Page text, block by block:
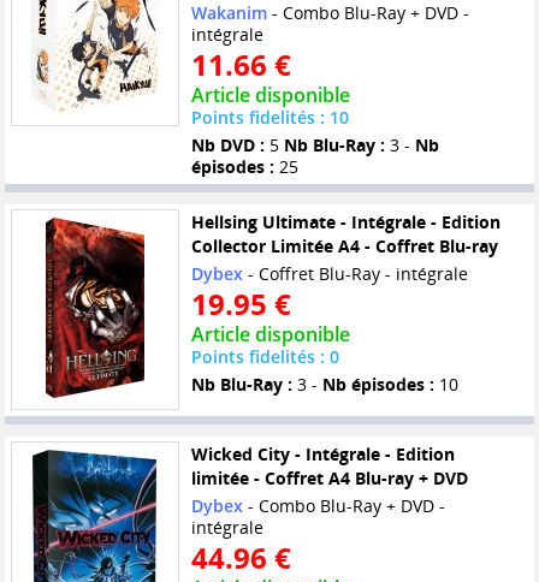
Wakanim- Combo Blu-Ray + DVD -
intégrale
11.66 €
Article disponible
Points fidelités : 10
Nb DVD : 5 Nb Blu-Ray : 3 - Nb
épisodes : 25
Hellsing Ultimate - Intégrale - Edition
Collector Limitée A4 - Coffret Blu-ray
Dybex- Coffret Blu-Ray - intégrale
19.95 €
Article disponible
Points fidelités : 0
Nb Blu-Ray : 3 - Nb épisodes : 10
Wicked City - Intégrale - Edition
limitée - Coffret A4 Blu-ray + DVD
Dybex- Combo Blu-Ray + DVD -
intégrale
44.96 €